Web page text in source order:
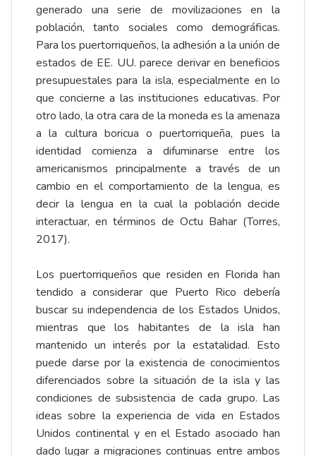
generado una serie de movilizaciones en la
población, tanto sociales como demográficas.
Para los puertorriqueños, la adhesión a la unión de
estados de EE. UU. parece derivar en beneficios
presupuestales para la isla, especialmente en lo
que concierne a las instituciones educativas. Por
otro lado, la otra cara de la moneda es la amenaza
a la cultura boricua o puertorriqueña, pues la
identidad comienza a difuminarse entre los
americanismos principalmente a través de un
cambio en el comportamiento de la lengua, es
decir la lengua en la cual la población decide
interactuar, en términos de Octu Bahar (Torres,
2017).
Los puertorriqueños que residen en Florida han
tendido a considerar que Puerto Rico debería
buscar su independencia de los Estados Unidos,
mientras que los habitantes de la isla han
mantenido un interés por la estatalidad. Esto
puede darse por la existencia de conocimientos
diferenciados sobre la situación de la isla y las
condiciones de subsistencia de cada grupo. Las
ideas sobre la experiencia de vida en Estados
Unidos continental y en el Estado asociado han
dado lugar a migraciones continuas entre ambos